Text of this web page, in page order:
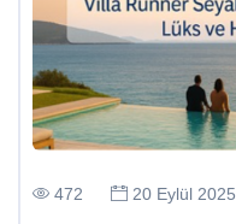
472 20 Eylül 2025